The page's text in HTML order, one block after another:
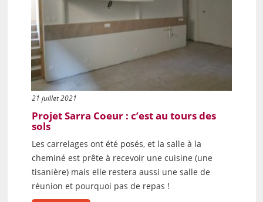
21 juillet 2021
Projet Sarra Coeur : c’est au tours des
sols
Les carrelages ont été posés, et la salle à la
cheminé est prête à recevoir une cuisine (une
tisanière) mais elle restera aussi une salle de
réunion et pourquoi pas de repas !